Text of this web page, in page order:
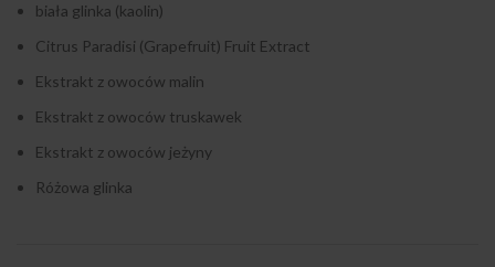
biała glinka (kaolin)
Citrus Paradisi (Grapefruit) Fruit Extract
Ekstrakt z owoców malin
Ekstrakt z owoców truskawek
Ekstrakt z owoców jeżyny
Różowa glinka